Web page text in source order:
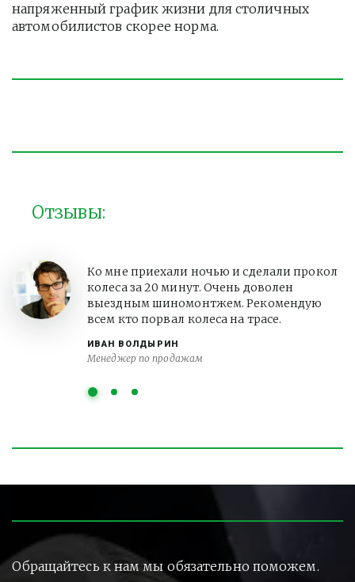
напряженный график жизни для столичных
автомобилистов скорее норма.
Отзывы:
ИВАН ВОЛДЫРИН
Менеджер по продажам
Ко мне приехали ночью и сделали прокол
колеса за 20 минут. Очень доволен
выездным шиномонтжем. Рекомендую
всем кто порвал колеса на трасе.
Обращайтесь к нам мы обязательно поможем.